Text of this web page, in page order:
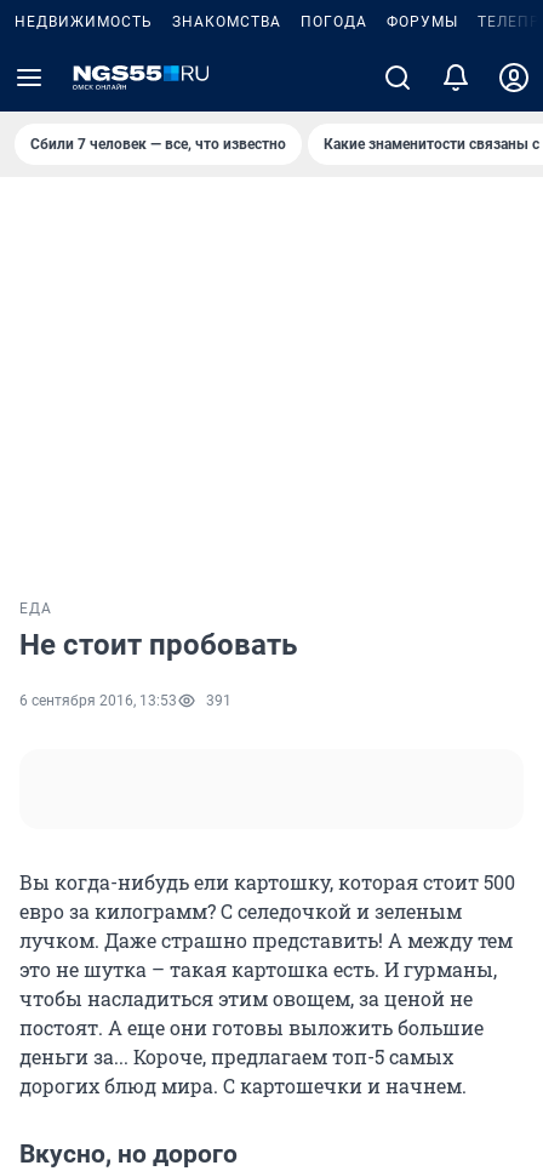
НЕДВИЖИМОСТЬ ЗНАКОМСТВА ПОГОДА ФОРУМЫ
Сбили 7 человек — все, что известно Какие знаменитости связаны
ЕДА
Не стоит пробовать
6 сентября 2016, 13:53 391
Вы когда-нибудь ели картошку, которая стоит 500
евро за килограмм? С селедочкой и зеленым
лучком. Даже страшно представить! А между тем
это не шутка – такая картошка есть. И гурманы,
чтобы насладиться этим овощем, за ценой не
постоят. А еще они готовы выложить большие
деньги за... Короче, предлагаем топ-5 самых
дорогих блюд мира. С картошечки и начнем.
Вкусно, но дорого